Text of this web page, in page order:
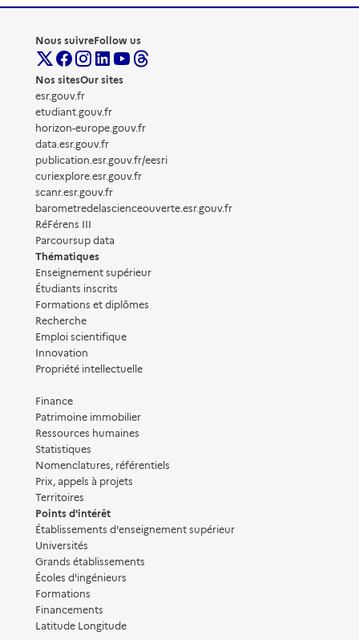
Nous suivreFollow us
Nos sitesOur sites
esr.gouv.fr
etudiant.gouv.fr
horizon-europe.gouv.fr
data.esr.gouv.fr
publication.esr.gouv.fr/eesri
curiexplore.esr.gouv.fr
scanr.esr.gouv.fr
barometredelascienceouverte.esr.gouv.fr
RéFérens III
Parcoursup data
Thématiques
Enseignement supérieur
Étudiants inscrits
Formations et diplômes
Recherche
Emploi scientifique
Innovation
Propriété intellectuelle
Finance
Patrimoine immobilier
Ressources humaines
Statistiques
Nomenclatures, référentiels
Prix, appels à projets
Territoires
Points d'intérêt
Établissements d'enseignement supérieur
Universités
Grands établissements
Écoles d'ingénieurs
Formations
Financements
Latitude Longitude